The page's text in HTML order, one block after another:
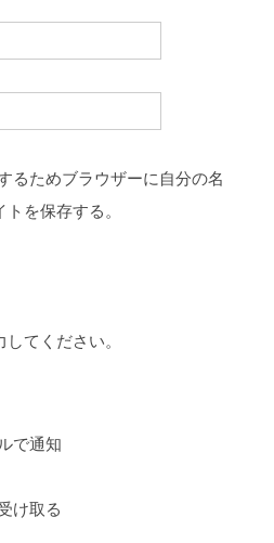
るためブラウザーに自分の名
を保存する。
てください。
で通知
け取る